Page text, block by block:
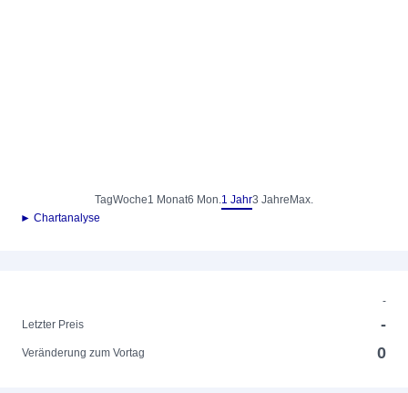
TagWoche1 Monat6 Mon.1 Jahr3 Jahre Max.
► Chartanalyse
-
Letzter Preis
-
Veränderung zum Vortag 0